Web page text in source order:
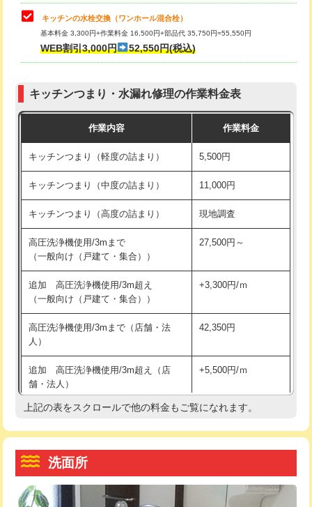
用（追加）/3ｍ超え)
給水管工事※（ライニング鋼管・銅
管・ポリ管・HT管使用/3ｍまで)
44,000円
管・ポリ管・HT管使用/3ｍ超え)
排水管工事（土の掘削・埋め戻し作
11,000円~
排水管工事（排水管工事/3ｍまで） 55,000円
排水管工事（追加 排水管工事/3ｍ超
+11,000円
マス交換（深さ50㎝未満）
マス交換（深さ50㎝以上） 66,000円
コンクリート斫り（厚さ10㎝まで）
コンクリート斫り（厚さ10㎝超え）
モルタル補修（厚さ10㎝まで） 27,500円
モルタル補修（厚さ10㎝超え） 38,500円
洗面台設置 38,500円
追加人工
廃棄・処分 現場見積
お風呂タンク脱着
その他部品の脱着
式・ワンホール）)
交換・取付(排水栓・排水トラップ
22,000円+材料費
持込商品取付（単水栓）
持込商品取付（混合水栓） 16,500円
給水管工事※（ホール加工)
給水管工事※（バンド止め) 3,300円
給水管工事※（支持金具設置) 5,500円
給水管工事※（保温材使用（バンド止
め込み）)
5,500円
給水管工事※（土の掘削・埋め戻し作
業)
11,000円
キッチンの水栓交換（ワンホール混合栓）
基本料金 3,300円+作業料金 16,500円+部品代 35,750円=55,550円
WEB割引3,000円 52,550円(税込)
キッチンつまり・水漏れ修理の作業料金表
作業内容 作業料金
キッチンつまり（軽度の詰まり） 5,500円
キッチンつまり（中度の詰まり） 11,000円
キッチンつまり（高度の詰まり） 現地調査
高圧洗浄機使用/3mまで
（一般向け（戸建て・集合））
27,500円～
追加 高圧洗浄機使用/3m超え
（一般向け（戸建て・集合））
+3,300円/ｍ
高圧洗浄機使用/3mまで（店舗・法
人）
42,350円
追加 高圧洗浄機使用/3m超え（店
舗・法人）
+5,500円/ｍ
高度高圧洗浄換 現地調査
トーラー機使用/3mまで
追加トーラー機使用/3m超え +3,300円
上記の表をスクロールで他の料金もご覧になれます。
洗面所